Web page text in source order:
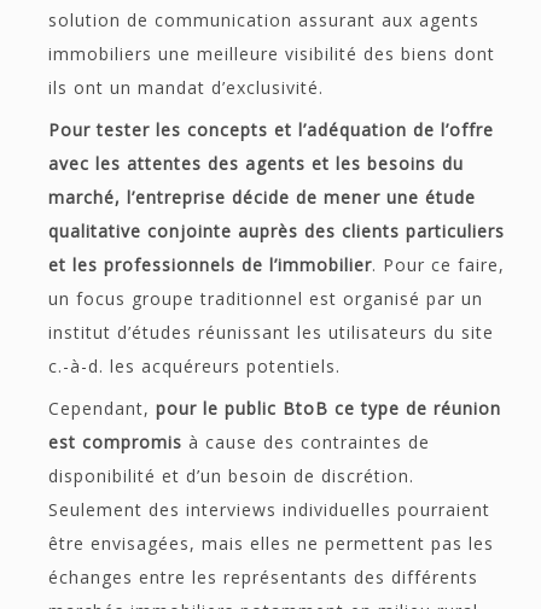
solution de communication assurant aux agents
immobiliers une meilleure visibilité des biens dont
ils ont un mandat d’exclusivité.
Pour tester les concepts et l’adéquation de l’offre
avec les attentes des agents et les besoins du
marché, l’entreprise décide de mener une étude
qualitative conjointe auprès des clients particuliers
et les professionnels de l’immobilier. Pour ce faire,
un focus groupe traditionnel est organisé par un
institut d’études réunissant les utilisateurs du site
c.-à-d. les acquéreurs potentiels.
Cependant, pour le public BtoB ce type de réunion
est compromis à cause des contraintes de
disponibilité et d’un besoin de discrétion.
Seulement des interviews individuelles pourraient
être envisagées, mais elles ne permettent pas les
échanges entre les représentants des différents